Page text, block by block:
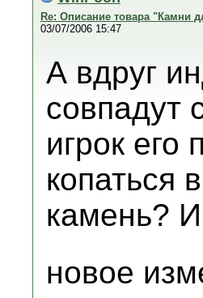
Re: Описание товара "Камни
03/07/2006 15:47
А вдруг
совпадут
игрок
копаться
камень?
новое